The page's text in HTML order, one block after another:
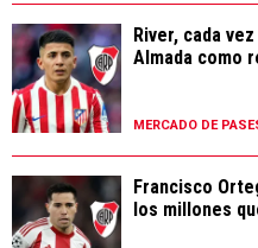
River, cada
Almada como
MERCADO DE
Francisco
los millones